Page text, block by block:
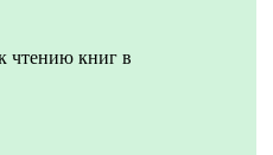
чтению книг в